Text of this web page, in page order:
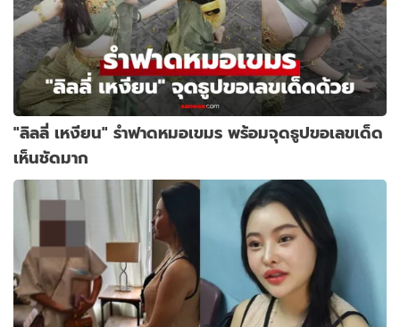
"ลิลลี่ เหงียน" รำฟาดหมอเขมร พร้อมจุดธูปขอเลขเด็ด
เห็นชัดมาก